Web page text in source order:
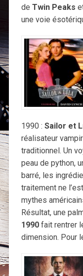
de Twin Peaks
une voie
1990 : Sailor et
réalisateur
traditionnel. Un
peau de python,
barré, les
traitement ne
mythes
Résultat, une
1990fait rentrer
dimension. Pour